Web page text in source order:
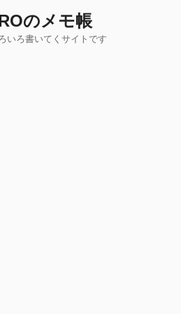
のメモ帳
いろ書いてくサイトです